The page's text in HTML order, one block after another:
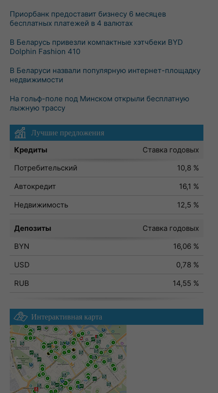
Приорбанк предоставит бизнесу 6 месяцев
бесплатных платежей в 4 валютах
В Беларусь привезли компактные хэтчбеки BYD
Dolphin Fashion 410
В Беларуси назвали популярную интернет-площадку
недвижимости
На гольф-поле под Минском открыли бесплатную
лыжную трассу
Лучшие предложения
Кредиты
Ставка годовых
Потребительский
10,8 %
Автокредит
16,1 %
Недвижимость
12,5 %
Депозиты
Ставка годовых
BYN
16,06 %
USD
0,78 %
RUB
14,55 %
Интерактивная карта